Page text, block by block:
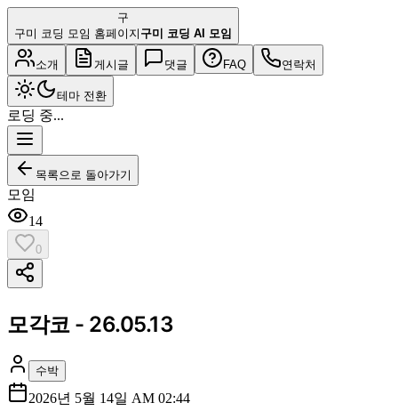
구
구미 코딩 모임 홈페이지 구미 코딩 AI 모임
소개 게시글 댓글 FAQ 연락처
테마 전환
로딩 중...
목록으로 돌아가기
모임
14
0
모각코 - 26.05.13
수박
2026년 5월 14일 AM 02:44